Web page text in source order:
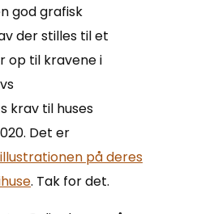
god grafisk
der stilles til et
op til kravene i
krav til huses
Det er
på deres
. Tak for det.